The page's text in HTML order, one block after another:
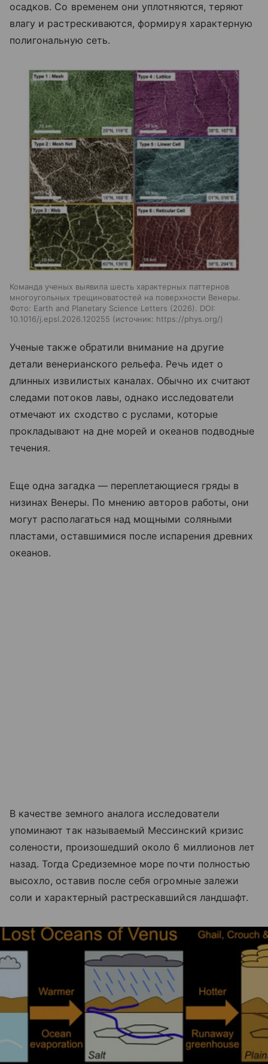
осадков. Со временем они уплотняются, теряют
влагу и растрескиваются, формируя характерную
полигональную сеть.
Команда ученых выявила шесть характерных паттернов
многоугольных трещиноватостей на поверхности Венеры.
Фото: Earth and Planetary Science Letters (2026). DOI:
10.1016/j.epsl.2026.120255
источник: https://phys.org/
Ученые также обратили внимание на другие
детали венерианского рельефа. Речь идет о
длинных извилистых каналах. Обычно их считают
следами потоков лавы, однако исследователи
отмечают их сходство с руслами, которые
прокладывают на дне морей и океанов подводные
течения.
Еще одна загадка — переплетающиеся гряды в
низинах Венеры. По мнению авторов работы, они
могут располагаться над мощными соляными
пластами, оставшимися после испарения древних
океанов.
В качестве земного аналога исследователи
упоминают так называемый Мессинский кризис
солености, произошедший около 6 миллионов лет
назад. Тогда Средиземное море почти полностью
высохло, оставив после себя огромные залежи
соли и характерный растрескавшийся ландшафт.